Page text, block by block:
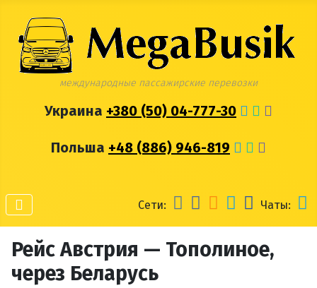
международные пассажирские перевозки
Украина +380 (50) 04-777-30
Польша +48 (886) 946-819
Сети: Чаты:
Рейс Австрия — Тополиное,
через Беларусь